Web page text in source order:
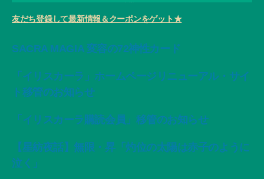
友だち登録して最新情報＆クーポンをゲット★
SACRA MAGIA 変容の72神性カード
「イリスカーラ」ホームページリニューアル・サイ
ト移管のお知らせ
「イリスカーラ購読会員」移管のお知らせ
【星紡夜話】無限・昇「灼位の太陽は赤子のように
泣く」